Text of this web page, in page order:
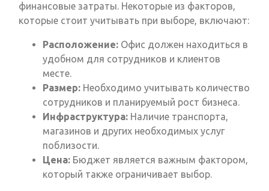
финансовые затраты. Некоторые из факторов,
которые стоит учитывать при выборе, включают:
Расположение: Офис должен находиться в
удобном для сотрудников и клиентов
месте.
Размер: Необходимо учитывать количество
сотрудников и планируемый рост бизнеса.
Инфраструктура: Наличие транспорта,
магазинов и других необходимых услуг
поблизости.
Цена: Бюджет является важным фактором,
который также ограничивает выбор.